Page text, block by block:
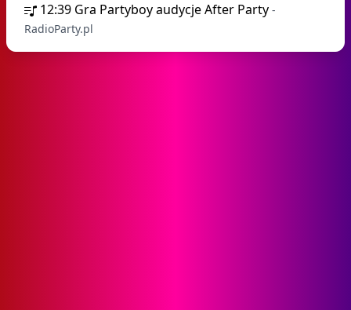
12:39 Gra Partyboy audycje After Party -
RadioParty.pl